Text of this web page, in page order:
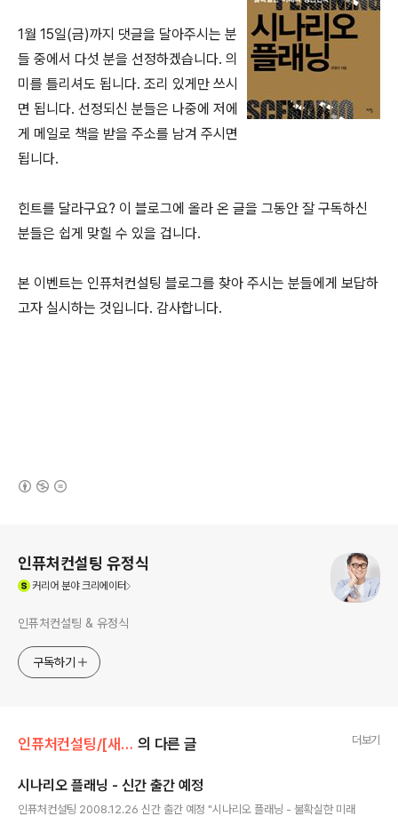
1월 15일(금)까지 댓글을 달아주시는 분
들 중에서 다섯 분을 선정하겠습니다. 의
미를 틀리셔도 됩니다. 조리 있게만 쓰시
면 됩니다. 선정되신 분들은 나중에 저에
게 메일로 책을 받을 주소를 남겨 주시면
됩니다.
힌트를 달라구요? 이 블로그에 올라 온 글을 그동안 잘 구독하신
분들은 쉽게 맞힐 수 있을 겁니다.
본 이벤트는 인퓨처컨설팅 블로그를 찾아 주시는 분들에게 보답하
고자 실시하는 것입니다. 감사합니다.
인퓨처컨설팅 유정식
커리어 분야 크리에이터
인퓨처컨설팅 & 유정식
구독하기
인퓨처컨설팅/[새소식] what's new? 의 다른 글 더보기
시나리오 플래닝 - 신간 출간 예정
인퓨처컨설팅 2008.12.26 신간 출간 예정 "시나리오 플래닝 - 불확실한 미래